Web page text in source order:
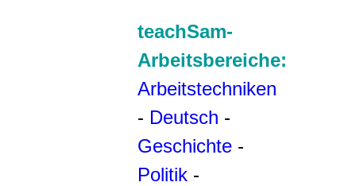
teachSam-
Arbeitsbereiche:
Arbeitstechniken
- Deutsch -
Geschichte -
Politik -